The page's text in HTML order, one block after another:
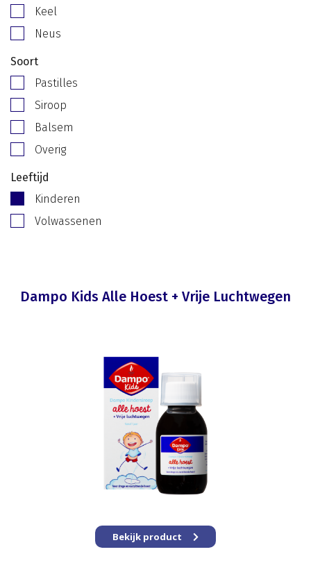
Keel
Neus
Soort
Pastilles
Siroop
Balsem
Overig
Leeftijd
Kinderen
Volwassenen
Dampo Kids Alle Hoest + Vrije Luchtwegen
Bekijk product